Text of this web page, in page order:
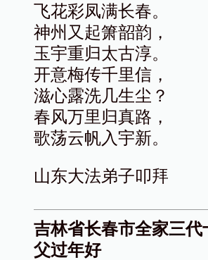
飞花彩凤满长春。
神州又起箫韶韵，
玉宇重归太古淳。
开意梅传千里信，
滋心露洗几生尘？
春风万里归真路，
歌荡云帆入宇新。
山东大法弟子叩拜
吉林省长春市全家三
父过年好